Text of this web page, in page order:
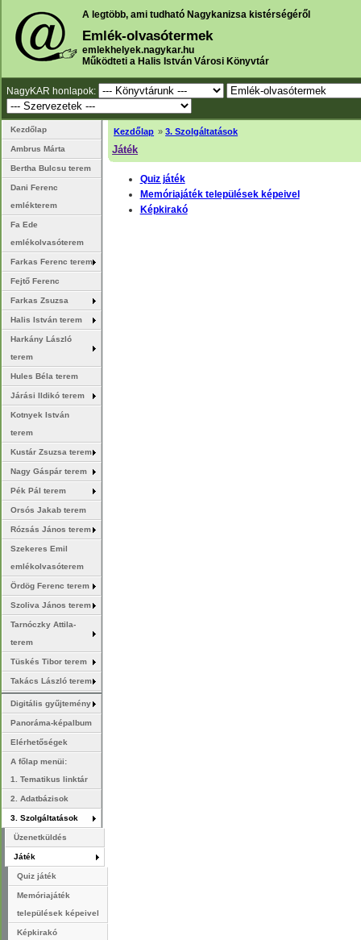
A legtöbb, ami tudható Nagykanizsa kistérségéről
Emlék-olvasótermek
emlekhelyek.nagykar.hu
Működteti a Halis István Városi Könyvtár
NagyKAR honlapok:
Kezdőlap »3. Szolgáltatások
Játék
Quiz játék
Memóriajáték települések képeivel
Képkirakó
Kezdőlap
Ambrus Márta
Bertha Bulcsu terem
Dani Ferenc
emlékterem
Fa Ede
emlékolvasóterem
Farkas Ferenc terem
Fejtő Ferenc
Farkas Zsuzsa
Halis István terem
Harkány László
terem
Hules Béla terem
Járási Ildikó terem
Kotnyek István
terem
Kustár Zsuzsa terem
Nagy Gáspár terem
Pék Pál terem
Orsós Jakab terem
Rózsás János terem
Szekeres Emil
emlékolvasóterem
Ördög Ferenc terem
Szoliva János terem
Tarnóczky Attila-
terem
Tüskés Tibor terem
Takács László terem
Digitális gyűjtemény
Panoráma-képalbum
Elérhetőségek
A főlap menüi:
1. Tematikus linktár
2. Adatbázisok
3. Szolgáltatások
Üzenetküldés
Játék
Quiz játék
Memóriajáték
települések képeivel
Képkirakó